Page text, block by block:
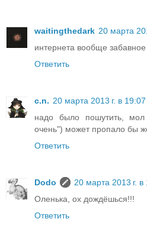
waitingthedark 20 марта
интернета вообще
Ответить
c.n. 20 марта 2013 г. в 19:07
надо было пошутить,
очень") может пропало бы
Ответить
Dodo
20 марта 2013 г. в
Оленька, ох дождёшься!!!
Ответить